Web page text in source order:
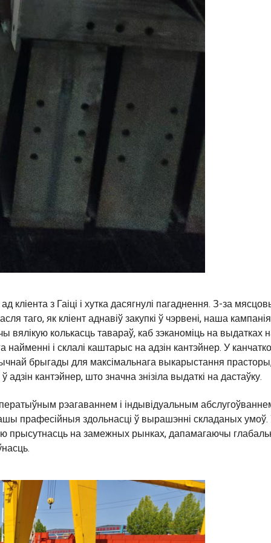
кліента з Гаіці і хутка дасягнулі пагаднення. З-за
таго, як кліент аднавіў закупкі ў чэрвені, наша кампанія
вялікую колькасць тавараў, каб зэканоміць на выдатках
і склалі каштарыс на адзін кантэйнер. У
брыгады для максімальнага выкарыстання
кантэйнер, што значна знізіла выдаткі на дастаўку.
рэагаваннем і індывідуальным
прафесійныя здольнасці ў вырашэнні складаных
прысутнасць на замежных рынках, дапамагаючы